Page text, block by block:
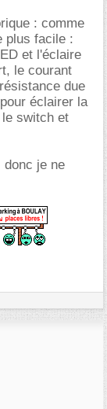
: comme
plus facile :
et l'éclaire
le courant
due
éclairer la
switch et
donc je ne